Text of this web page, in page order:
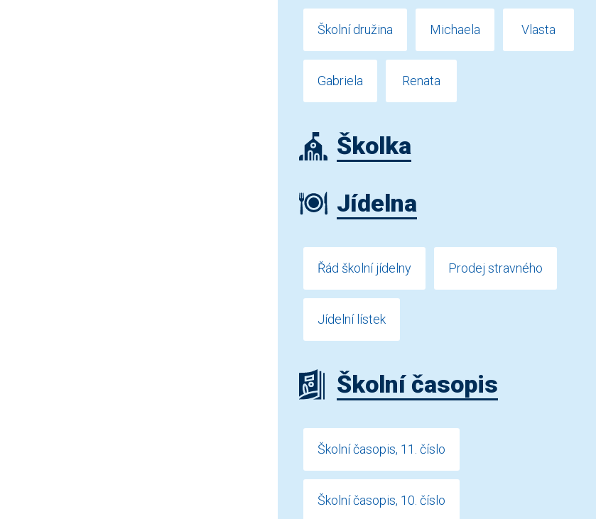
Školní družina Michaela Vlasta
Gabriela Renata
Školka
Jídelna
Řád školní jídelny Prodej stravného
Jídelní lístek
Školní časopis
Školní časopis, 11. číslo
Školní časopis, 10. číslo